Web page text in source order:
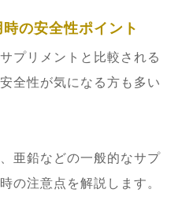
の安全性ポイント
プリメントと比較される
全性が気になる方も多い
亜鉛などの一般的なサプ
の注意点を解説します。